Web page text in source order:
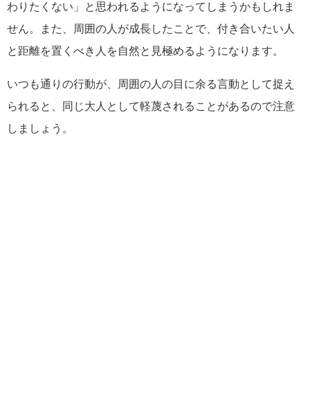
わりたくない」と思われるようになってしまうかもしれま
せん。また、周囲の人が成長したことで、付き合いたい人
と距離を置くべき人を自然と見極めるようになります。
いつも通りの行動が、周囲の人の目に余る言動として捉え
られると、同じ大人として軽蔑されることがあるので注意
しましょう。